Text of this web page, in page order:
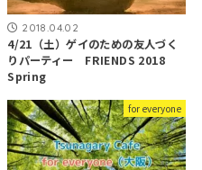
2018.04.02
4/21（土）ゲイのための友人づく
りパーティー FRIENDS 2018
Spring
for everyone